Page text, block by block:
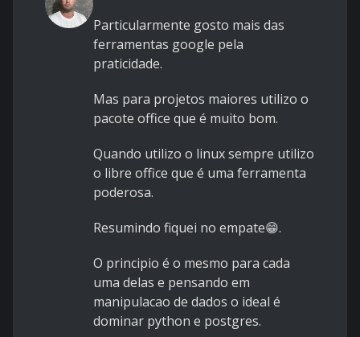
Particularmente gosto mais das
ferramentas google pela
praticidade.
Mas para projetos maiores utilizo o
pacote office que é muito bom.
Quando utilizo o linux sempre utilizo
o libre office que é uma ferramenta
poderosa.
Resumindo fiquei no empate😁.
O principio é o mesmo para cada
uma delas e pensando em
manipulacao de dados o ideal é
dominar python e postgres.